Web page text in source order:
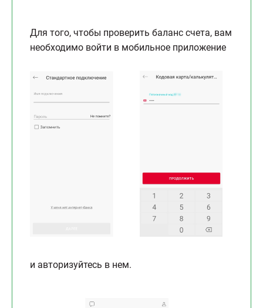
Для того, чтобы проверить баланс счета, вам
необходимо войти в мобильное приложение
и авторизуйтесь в нем.